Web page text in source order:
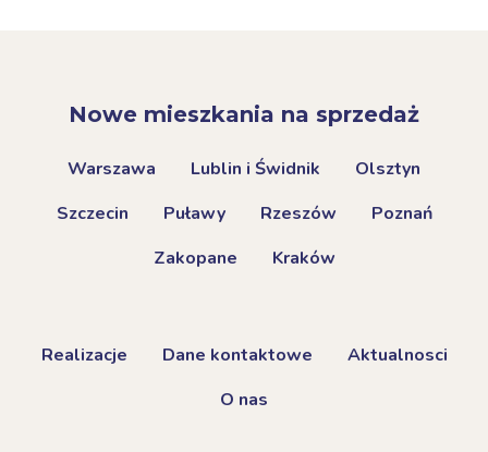
Nowe mieszkania na sprzedaż
Warszawa Lublin i Świdnik
Olsztyn
Szczecin
Puławy Rzeszów
Poznań
Zakopane
Kraków
Realizacje Dane kontaktowe
Aktualnosci
O nas